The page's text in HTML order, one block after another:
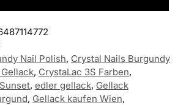
Nail Polish, Crystal Nails Burgundy
, CrystaLac 3S Farben,
, edler gellack, Gellack
, Gellack kaufen Wien,